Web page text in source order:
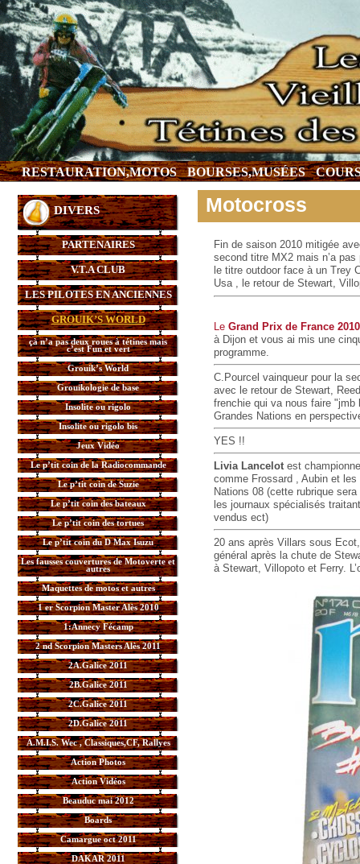
RESTAURATION,MOTOS BOURSES,MUSÉES
DIVERS
PARTENAIRES
V.T.A CLUB
LES PILOTES EN ANCIENNES
GROUIK’S WORLD
çà n’a pas deux roues à tétines mais
c’est Fun et vert
Grouik’s World
Grouikologie de base
Insolite ou rigolo
Insolite ou rigolo bis
Jeux Vidéo
Le p’tit coin de la Radiocommande
Le p’tit coin de Suzie
Le p’tit coin des bateaux
Le p’tit coin des tortues
Le p’tit coin du D Max Isuzu
Les fausses couvertures de Motoverte et
autres
Maquettes de motos et autres
1 er Scorpion Master Alès 2010
1:Annecy Fécamp
2 nd Scorpion Masters Alès 2011
2A.Galice 2011
2B.Galice 2011
2C.Galice 2011
2D.Galice 2011
A.M.I.S. Wec , Classiques,CF, Rallyes
Action Photos
Action Vidéos
Beauduc mai 2012
Boards
Camargue oct 2011
DAKAR 2011
Motocross
Fin de saison 2010 mitigée
second titre MX2 mais n’a
le titre outdoor face à un Trey
Usa , le retour de Stewart,
Le Grand Prix de France
à Dijon et vous ai mis une
programme.
C.Pourcel vainqueur pour la
avec le retour de Stewart,
frenchie qui va nous faire "jmb
Grandes Nations en
YES !!
Livia Lancelot est
comme Frossard , Aubin et
Nations 08 (cette rubrique
les journaux spécialisés
vendus ect)
20 ans après Villars sous
général après la chute de
à Stewart, Villopoto et Ferry.